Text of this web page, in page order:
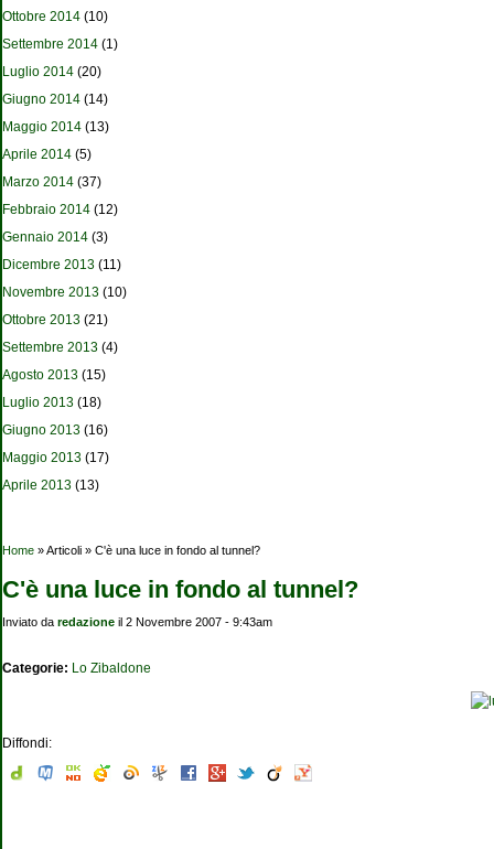
Ottobre 2014 (10)
Settembre 2014 (1)
Luglio 2014 (20)
Giugno 2014 (14)
Maggio 2014 (13)
Aprile 2014 (5)
Marzo 2014 (37)
Febbraio 2014 (12)
Gennaio 2014 (3)
Dicembre 2013 (11)
Novembre 2013 (10)
Ottobre 2013 (21)
Settembre 2013 (4)
Agosto 2013 (15)
Luglio 2013 (18)
Giugno 2013 (16)
Maggio 2013 (17)
Aprile 2013 (13)
Tu sei qui
Home » Articoli » C'è una luce in fondo al tunnel?
C'è una luce in fondo al tunnel?
Inviato da redazione il 2 Novembre 2007 - 9:43am
Categorie: Lo Zibaldone
Diffondi: